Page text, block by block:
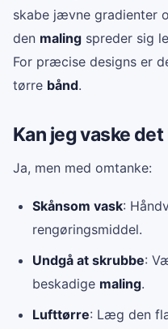
skabe jævne gradienter
den maling spreder sig
For præcise designs er
tørre bånd.
Kan jeg vaske
Ja, men med omtanke:
Skånsom vask:
rengøringsmiddel.
Undgå at skrubbe:
beskadige maling.
Lufttørre: Læg den